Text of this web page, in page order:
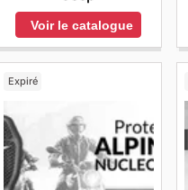
Voir le catalogue
Expiré